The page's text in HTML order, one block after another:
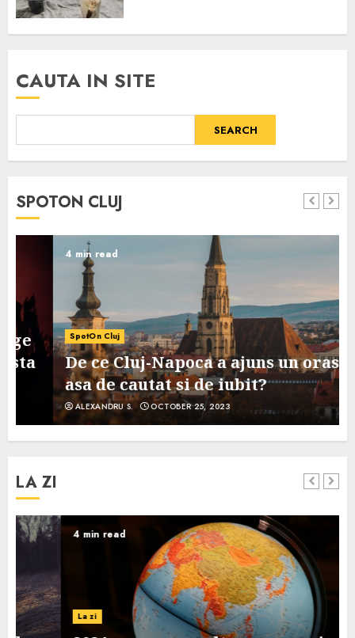
CAUTA IN SITE
SEARCH
SPOTON CLUJ
4 min read
SpotOn Cluj
De ce Cluj-Napoca a ajuns un oras
asa de cautat si de iubit?
ALEXANDRU S. OCTOBER 25, 2023
LA ZI
4 min read
La zi